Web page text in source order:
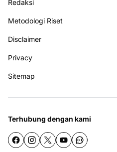
Redaksi
Metodologi Riset
Disclaimer
Privacy
Sitemap
Terhubung dengan kami